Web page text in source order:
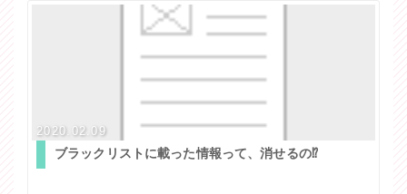
2020.02.09
ブラックリストに載った情報って、消せるの⁉